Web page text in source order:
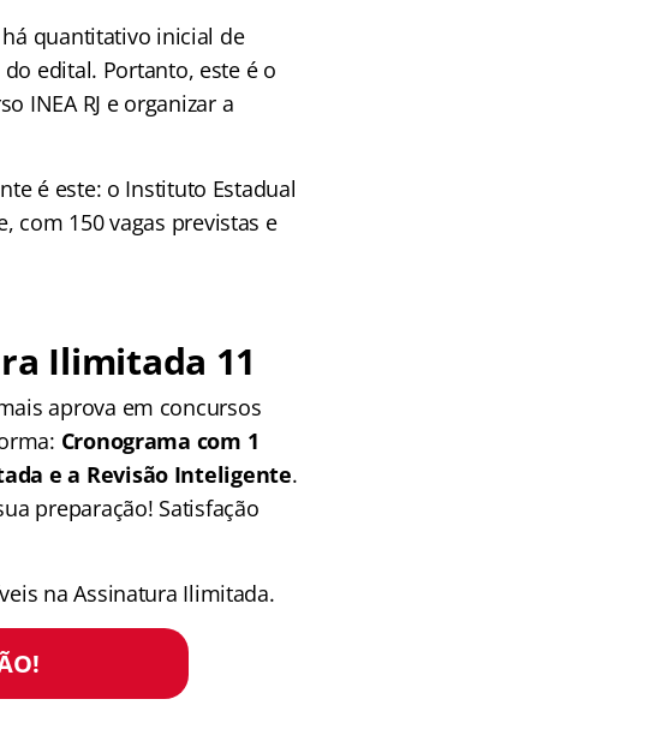
quantitativo inicial de
edital. Portanto, este é o
INEA RJ e organizar a
é este: o Instituto Estadual
com 150 vagas previstas e
Ilimitada 11
aprova em concursos
Cronograma com 1
e a Revisão Inteligente.
preparação! Satisfação
na Assinatura Ilimitada.